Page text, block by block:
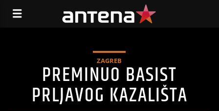
ZAGREB
PREMINUO BASIST
PRLJAVOG KAZALIŠTA